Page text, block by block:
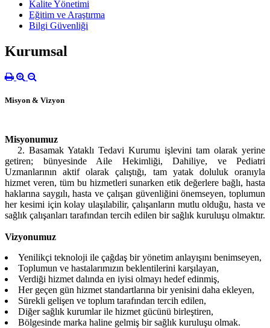
Kalite Yönetimi
Eğitim ve Araştırma
Bilgi Güvenliği
Kurumsal
Misyon & Vizyon
Misyonumuz
2. Basamak Yataklı Tedavi Kurumu işlevini tam olarak yerine
getiren; bünyesinde Aile Hekimliği, Dahiliye, ve Pediatri
Uzmanlarının aktif olarak çalıştığı, tam yatak doluluk oranıyla
hizmet veren, tüm bu hizmetleri sunarken etik değerlere bağlı, hasta
haklarına saygılı, hasta ve çalışan güvenliğini önemseyen, toplumun
her kesimi için kolay ulaşılabilir, çalışanların mutlu olduğu, hasta ve
sağlık çalışanları tarafından tercih edilen bir sağlık kuruluşu olmaktır.
Vizyonumuz
Yenilikçi teknoloji ile çağdaş bir yönetim anlayışını benimseyen,
Toplumun ve hastalarımızın beklentilerini karşılayan,
Verdiği hizmet dalında en iyisi olmayı hedef edinmiş,
Her geçen gün hizmet standartlarına bir yenisini daha ekleyen,
Sürekli gelişen ve toplum tarafından tercih edilen,
Diğer sağlık kurumlar ile hizmet gücünü birleştiren,
Bölgesinde marka haline gelmiş bir sağlık kuruluşu olmak.